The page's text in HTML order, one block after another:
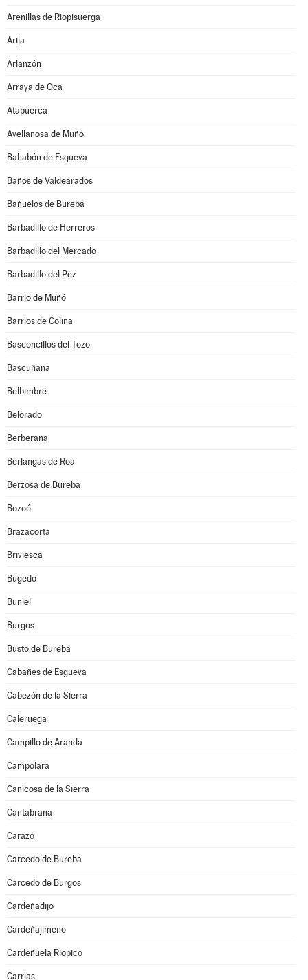
Arenillas de Riopisuerga
Arija
Arlanzón
Arraya de Oca
Atapuerca
Avellanosa de Muñó
Bahabón de Esgueva
Baños de Valdearados
Bañuelos de Bureba
Barbadillo de Herreros
Barbadillo del Mercado
Barbadillo del Pez
Barrio de Muñó
Barrios de Colina
Basconcillos del Tozo
Bascuñana
Belbimbre
Belorado
Berberana
Berlangas de Roa
Berzosa de Bureba
Bozoó
Brazacorta
Briviesca
Bugedo
Buniel
Burgos
Busto de Bureba
Cabañes de Esgueva
Cabezón de la Sierra
Caleruega
Campillo de Aranda
Campolara
Canicosa de la Sierra
Cantabrana
Carazo
Carcedo de Bureba
Carcedo de Burgos
Cardeñadijo
Cardeñajimeno
Cardeñuela Riopico
Carrias